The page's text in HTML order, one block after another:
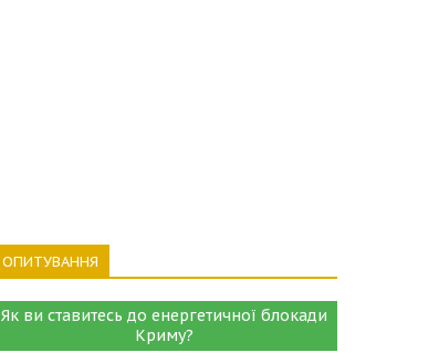
ОПИТУВАННЯ
Як ви ставитесь до енергетичної блокади
Криму?